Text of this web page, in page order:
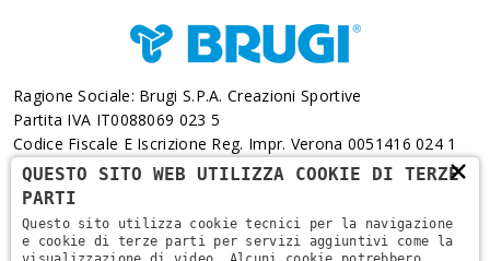
Ragione Sociale: Brugi S.p.A. Creazioni Sportive
Partita IVA IT0088069 023 5
Codice Fiscale E Iscrizione Reg. Impr. Verona 0051416 024 1
REA 166179 Verona -Cap. Soc. € 10.000.000 I.v. - Posiz.
Meccanogr. VR 002505
Via L. Pasteur, 6 - 37135 - Verona
×
QUESTO SITO WEB UTILIZZA COOKIE DI TERZE
PARTI
Questo sito utilizza cookie tecnici per la navigazione
e cookie di terze parti per servizi aggiuntivi come la